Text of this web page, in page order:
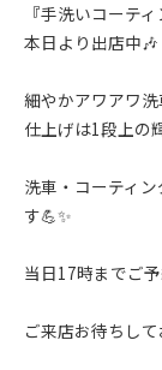
『手洗いコーテ
本日より出店中🎶
細やかアワアワ洗
仕上げは1段上の
洗車・コーティ
す💪✨
当日17時までご
ご来店お待ちし